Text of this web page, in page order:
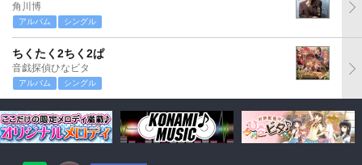
角川博
アルバム シングル
ちくたく2ちく2ぱ
音戯探偵ひなビタ
アルバム シングル